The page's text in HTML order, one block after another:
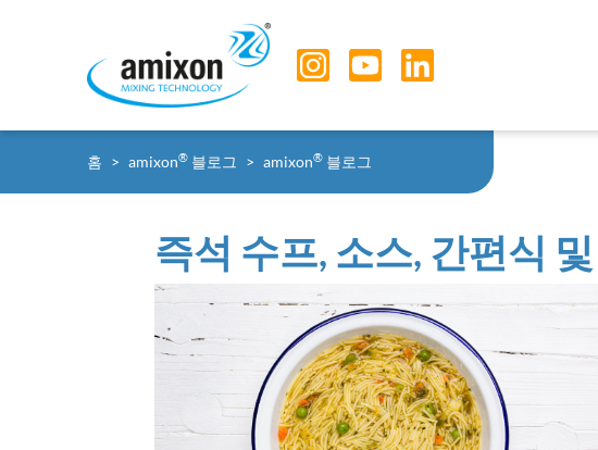
You are here:
홈 amixon® 블로그 amixon® 블로그
즉석 수프, 소스, 간편식